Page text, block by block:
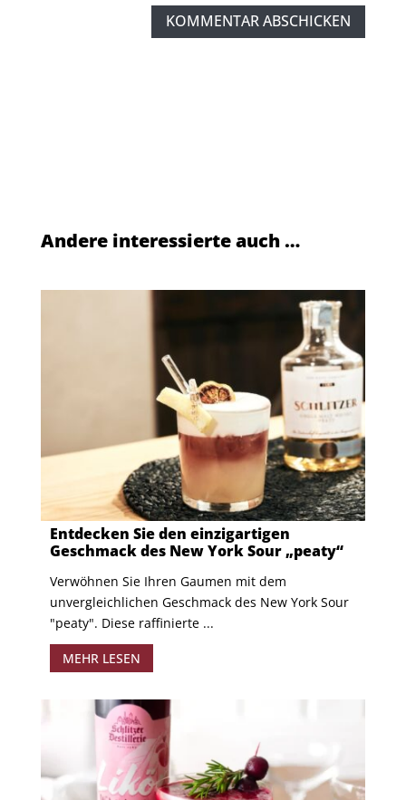
KOMMENTAR ABSCHICKEN
Andere interessierte auch …
Entdecken Sie den einzigartigen
Geschmack des New York Sour „peaty“
Verwöhnen Sie Ihren Gaumen mit dem
unvergleichlichen Geschmack des New York Sour
"peaty". Diese raffinierte ...
MEHR LESEN